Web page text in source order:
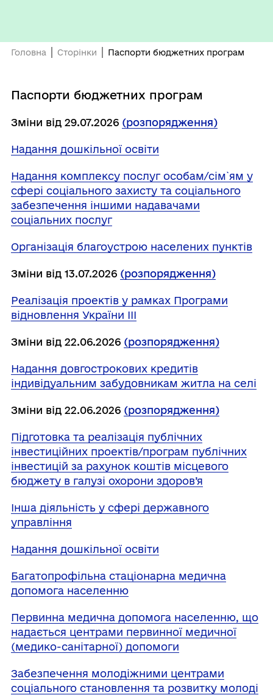
Головна Сторінки Паспорти бюджетних програм
Паспорти бюджетних програм
Зміни від 29.07.2026 (розпорядження)
Надання дошкільної освіти
Надання комплексу послуг особам/сім`ям у
сфері соціального захисту та соціального
забезпечення іншими надавачами
соціальних послуг
Організація благоустрою населених пунктів
Зміни від 13.07.2026 (розпорядження)
Реалізація проектів у рамках Програми
відновлення України ІІІ
Зміни від 22.06.2026 (розпорядження)
Надання довгострокових кредитів
індивідуальним забудовникам житла на селі
Зміни від 22.06.2026 (розпорядження)
Підготовка та реалізація публічних
інвестиційних проектів/програм публічних
інвестицій за рахунок коштів місцевого
бюджету в галузі охорони здоров’я
Інша діяльність у сфері державного
управління
Надання дошкільної освіти
Багатопрофільна стаціонарна медична
допомога населенню
Первинна медична допомога населенню, що
надається центрами первинної медичної
(медико-санітарної) допомоги
Забезпечення молодіжними центрами
соціального становлення та розвитку молоді